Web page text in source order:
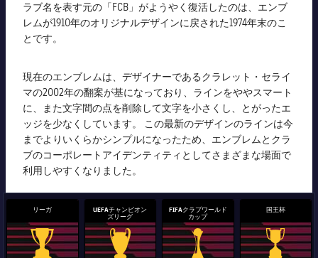
ラブ名を表す元の「FCB」がようやく復活したのは、エンブ
レムが1910年のオリジナルデザインに戻された1974年末のこ
とです。
現在のエンブレムは、デザイナーであるクラレット・セライ
マの2002年の翻案が基になっており、ラインをややスマート
に、また文字間の点を削除して文字を小さくし、とがったエ
ッジを少なくしています。 この最新のデザインのラインは今
までよりいくらかシンプルになったため、エンブレムとクラ
ブのコーポレートアイデンティティとしてさまざまな場面で
利用しやすくなりました。
リーガ
UEFAチャンピオン
ズリーグ
FIFAクラブワールド
カップ
国王杯